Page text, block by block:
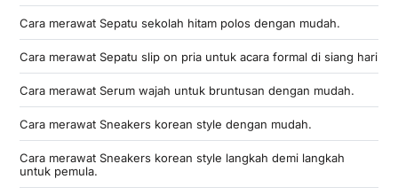
Cara merawat Sepatu sekolah hitam polos dengan mudah.
Cara merawat Sepatu slip on pria untuk acara formal di siang hari
Cara merawat Serum wajah untuk bruntusan dengan mudah.
Cara merawat Sneakers korean style dengan mudah.
Cara merawat Sneakers korean style langkah demi langkah
untuk pemula.